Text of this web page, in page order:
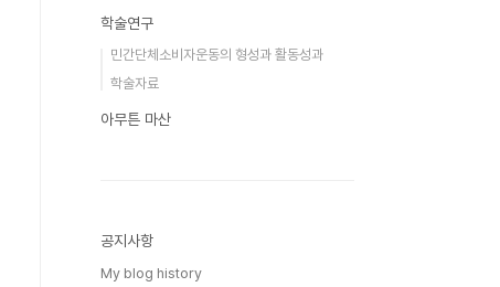
학술연구
민간단체소비자운동의 형성과 활동성과
학술자료
아무튼 마산
공지사항
My blog history